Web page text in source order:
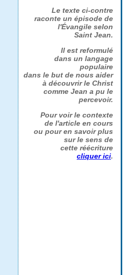
Le texte ci-contre
raconte un épisode de
l'Évangile selon
Saint Jean.
Il est reformulé
dans un langage
populaire
dans le but de nous aider
à découvrir le Christ
comme Jean a pu le
percevoir.
Pour voir le contexte
de l'article en cours
ou pour en savoir plus
sur le sens de
cette réécriture
cliquer ici.